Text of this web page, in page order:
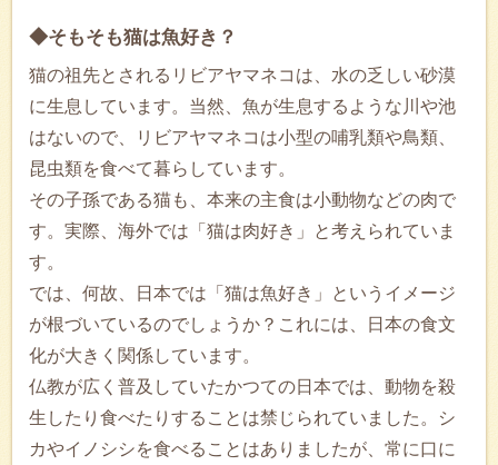
◆そもそも猫は魚好き？
猫の祖先とされるリビアヤマネコは、水の乏しい砂漠
に生息しています。当然、魚が生息するような川や池
はないので、リビアヤマネコは小型の哺乳類や鳥類、
昆虫類を食べて暮らしています。
その子孫である猫も、本来の主食は小動物などの肉で
す。実際、海外では「猫は肉好き」と考えられていま
す。
では、何故、日本では「猫は魚好き」というイメージ
が根づいているのでしょうか？これには、日本の食文
化が大きく関係しています。
仏教が広く普及していたかつての日本では、動物を殺
生したり食べたりすることは禁じられていました。シ
カやイノシシを食べることはありましたが、常に口に